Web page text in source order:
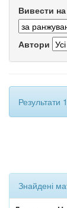
Вивести на
Автори
Результати
Знайдені